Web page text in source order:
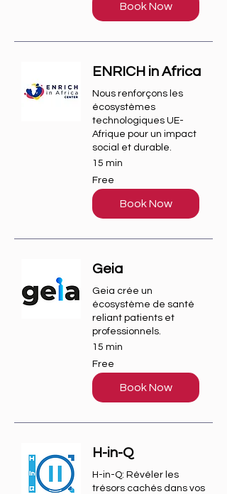
Book Now
ENRICH in Africa
Nous renforçons les
écosystèmes
technologiques UE-
Afrique pour un impact
social et durable.
15 min
Free
Free
Book Now
Geia
Geia crée un
écosystème de santé
reliant patients et
professionnels.
15 min
Free
Free
Book Now
H-in-Q
H-in-Q: Révéler les
trésors cachés dans vos